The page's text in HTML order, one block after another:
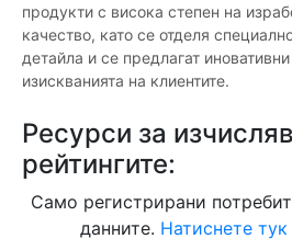
продукти с висока степен на
качество, като се отделя
детайла и се предлагат
изискванията на клиентите.
Ресурси за
рейтингите:
Само регистрирани
данните. Натиснете